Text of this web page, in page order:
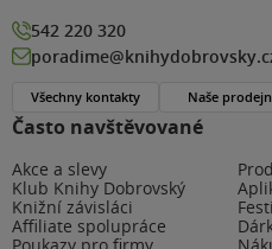
Často navštěvované
Akce a slevy
Klub Knihy Dobrovský
Knižní závisláci
Affiliate spolupráce
Poukazy pro firmy
542 220 320
Všechny kontakty Naše